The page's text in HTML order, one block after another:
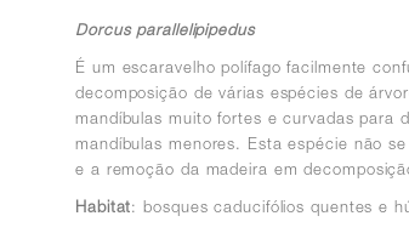
Dorcus parallelipipedus
É um escaravelho polífago facilmente
decomposição de várias espécies de
mandíbulas muito fortes e curvadas para
mandíbulas menores. Esta espécie não
e a remoção da madeira em
Habitat: bosques caducifólios quentes e